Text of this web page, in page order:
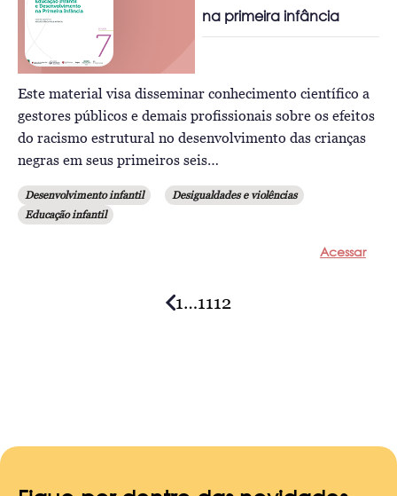
na primeira infância
Este material visa disseminar conhecimento científico a
gestores públicos e demais profissionais sobre os efeitos
do racismo estrutural no desenvolvimento das crianças
negras em seus primeiros seis…
Desenvolvimento infantil
Desigualdades e violências
Educação infantil
Acessar
1…1112